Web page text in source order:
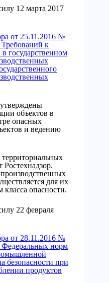
12 марта 2017
от 25.11.2016 №
к
государственном
объектов в
опасных
и ведению
территориальных
Ростехнадзор.
для их
класса опасности.
22 февраля
от 28.11.2016 №
норм
безопасности при
продуктов